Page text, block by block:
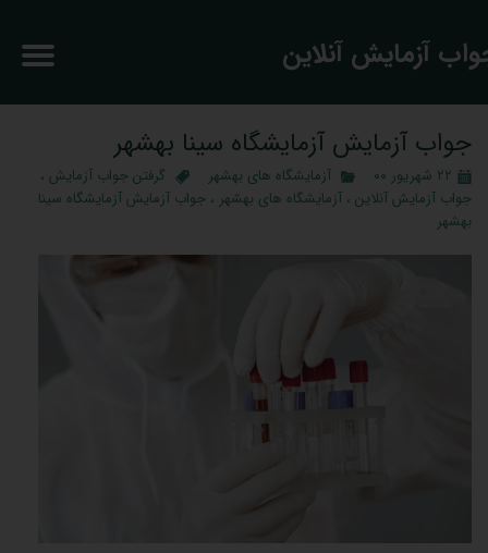
آزمایش آنلاین
جواب آزمایش آزمایشگاه سینا بهشهر
۲۲ شهریور ۰۰ آزمایشگاه های بهشهر گرفتن جواب آزمایش ،
جواب آزمایش آنلاین ، آزمایشگاه های بهشهر ، جواب آزمایش آزمایشگاه سینا
بهشهر